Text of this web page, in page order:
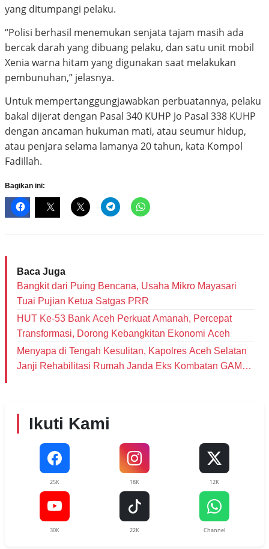
yang ditumpangi pelaku.
“Polisi berhasil menemukan senjata tajam masih ada
bercak darah yang dibuang pelaku, dan satu unit mobil
Xenia warna hitam yang digunakan saat melakukan
pembunuhan,” jelasnya.
Untuk mempertanggungjawabkan perbuatannya, pelaku
bakal dijerat dengan Pasal 340 KUHP Jo Pasal 338 KUHP
dengan ancaman hukuman mati, atau seumur hidup,
atau penjara selama lamanya 20 tahun, kata Kompol
Fadillah.
Bagikan ini:
Baca Juga
Bangkit dari Puing Bencana, Usaha Mikro Mayasari
Tuai Pujian Ketua Satgas PRR
HUT Ke-53 Bank Aceh Perkuat Amanah, Percepat
Transformasi, Dorong Kebangkitan Ekonomi Aceh
Menyapa di Tengah Kesulitan, Kapolres Aceh Selatan
Janji Rehabilitasi Rumah Janda Eks Kombatan GAM
Ikuti Kami
25K 18K 12K
30K 22K Channel